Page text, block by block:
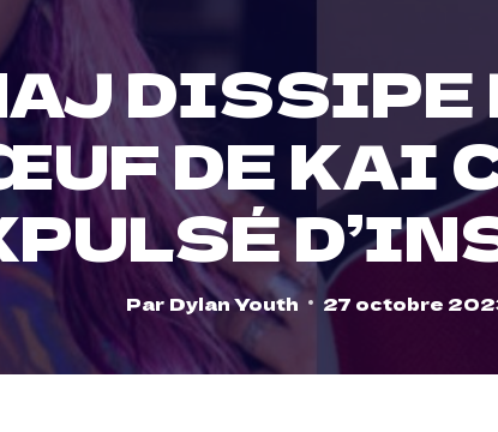
DISSIPE
DE KAI
Par Dylan Youth 27 octobre